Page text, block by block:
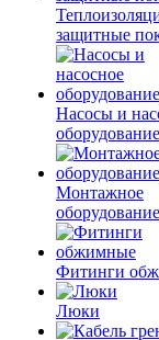
защитные
Насосы и
оборудование
Монтажное
оборудование
Фитинги
Люки